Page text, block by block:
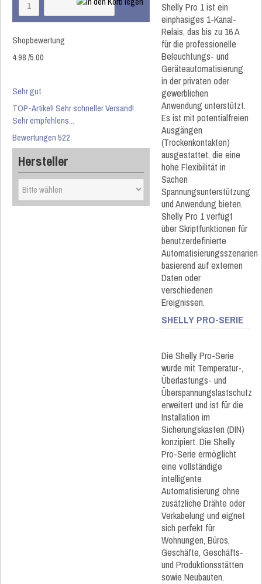
Shopbewertung
4.98/5.00
Sehr gut
TOP-Artikel! Sehr schneller Versand!
Sehr empfehlens...
Bewertungen 522
Hersteller
Shelly Pro 1 ist ein
einphasiges 1-Kanal-
Relais, das bis zu 16 A
für die professionelle
Beleuchtungs- und
Geräteautomatisierung
in der privaten oder
gewerblichen
Anwendung unterstützt.
Es ist mit potentialfreien
Ausgängen
(Trockenkontakten)
ausgestattet, die eine
hohe Flexibilität in
Sachen
Spannungsunterstützung
und Anwendung bieten.
Shelly Pro 1 verfügt
über Skriptfunktionen für
benutzerdefinierte
Automatisierungsszenarien
basierend auf externen
Daten oder
verschiedenen
Ereignissen.
SHELLY PRO-SERIE
Die Shelly Pro-Serie
wurde mit Temperatur-,
Überlastungs- und
Überspannungslastschutz
erweitert und ist für die
Installation im
Sicherungskasten (DIN)
konzipiert. Die Shelly
Pro-Serie ermöglicht
eine vollständige
intelligente
Automatisierung ohne
zusätzliche Drähte oder
Verkabelung und eignet
sich perfekt für
Wohnungen, Büros,
Geschäfte, Geschäfts-
und Produktionsstätten
sowie Neubauten.